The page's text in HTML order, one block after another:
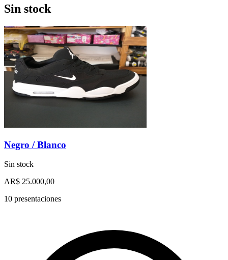
Sin stock
Negro / Blanco
Sin stock
AR$ 25.000,00
10 presentaciones